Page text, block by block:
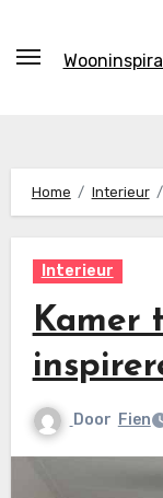
naar
Home Interieur
Interieur
Kamer
Door Fien